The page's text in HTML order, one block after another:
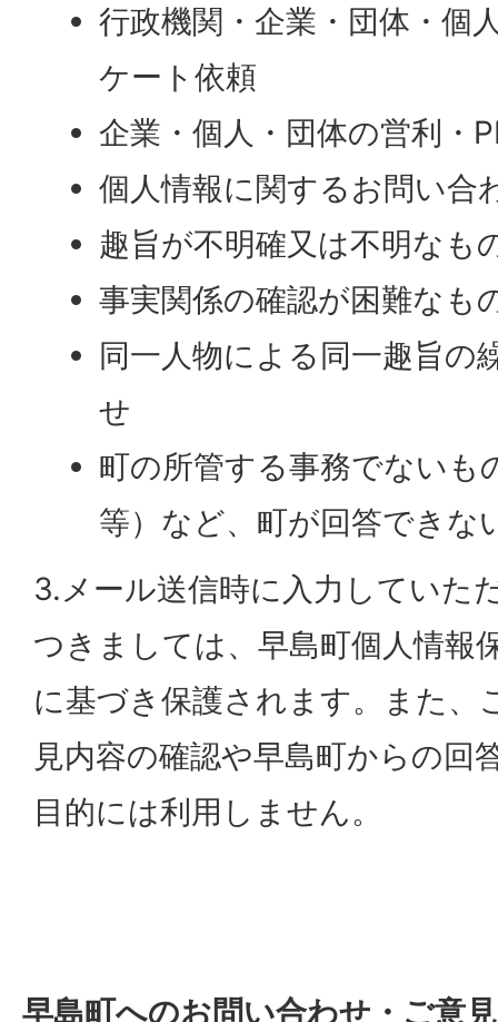
行政機関・企業・団体・個
ケート依頼
企業・個人・団体の営利・
個人情報に関するお問い合
趣旨が不明確又は不明なも
事実関係の確認が困難なも
同一人物による同一趣旨の
せ
町の所管する事務でないも
等）など、町が回答できな
3.メール送信時に入力していた
つきましては、早島町個人情報
に基づき保護されます。また、
見内容の確認や早島町からの回
目的には利用しません。
早島町へのお問い合わせ・ご意